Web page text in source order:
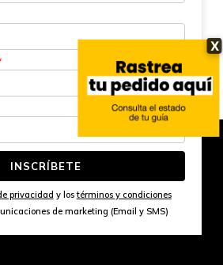
X
INSCRÍBETE
privacidad y lostérminos y condiciones
de marketing (Email y SMS)